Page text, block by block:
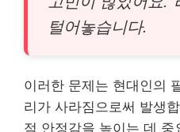
털어놓습니다.
이러한 문제는 현대인의
리가 사라짐으로써 발생
적 안정감을 높이는 데